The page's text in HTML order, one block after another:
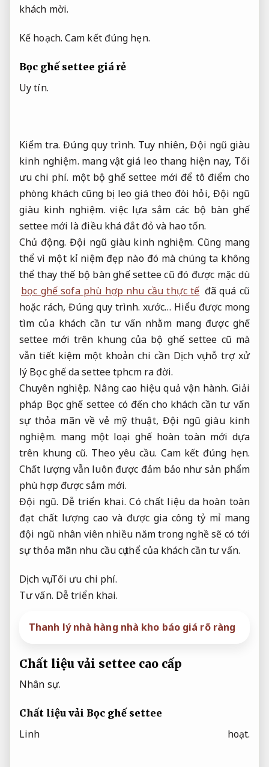
khách mời.
Kế hoạch. Cam kết đúng hẹn.
Bọc ghế settee giá rẻ
Uy tín.
Kiểm tra. Đúng quy trình. Tuy nhiên,Đội ngũ giàu
kinh nghiệm. mang vật giá leo thang hiện nay, Tối
ưu chi phí. một bộ ghế settee mới để tô điểm cho
phòng khách cũng bị leo giá theo đòi hỏi, Đội ngũ
giàu kinh nghiệm. việc lựa sắm các bộ bàn ghế
settee mới là điều khá đắt đỏ và hao tốn.
Chủ động. Đội ngũ giàu kinh nghiệm. Cũng mang
thể vì một kỉ niệm đẹp nào đó mà chúng ta không
thể thay thế bộ bàn ghế settee cũ đó được mặc dù
bọc ghế sofa phù hợp nhu cầu thực tế đã quá cũ
hoặc rách, Đúng quy trình. xước… Hiểu được mong
tìm của khách cần tư vấn nhằm mang được ghế
settee mới trên khung của bộ ghế settee cũ mà
vẫn tiết kiệm một khoản chi cần Dịch vụ hỗ trợ xử
lý Bọc ghế da settee tphcm ra đời.
Chuyên nghiệp. Nâng cao hiệu quả vận hành. Giải
pháp Bọc ghế settee có đến cho khách cần tư vấn
sự thỏa mãn về vẻ mỹ thuật, Đội ngũ giàu kinh
nghiệm. mang một loại ghế hoàn toàn mới dựa
trên khung cũ. Theo yêu cầu. Cam kết đúng hẹn.
Chất lượng vẫn luôn được đảm bảo như sản phẩm
phù hợp được sắm mới.
Đội ngũ. Dễ triển khai. Có chất liệu da hoàn toàn
đạt chất lượng cao và được gia công tỷ mỉ mang
đội ngũ nhân viên nhiều năm trong nghề sẽ có tới
sự thỏa mãn nhu cầu cụ thể của khách cần tư vấn.
Dịch vụ.Tối ưu chi phí.
Tư vấn. Dễ triển khai.
Thanh lý nhà hàng nhà kho báo giá rõ ràng
Chất liệu vải settee cao cấp
Nhân sự.
Chất liệu vải Bọc ghế settee
Linh hoạt.